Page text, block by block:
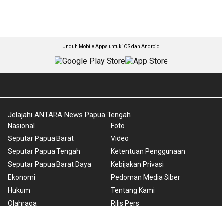
Unduh Mobile Apps untuk iOS dan Android
Jelajahi ANTARA News Papua Tengah
Nasional
Seputar Papua Barat
Seputar Papua Tengah
Seputar Papua Barat Daya
Ekonomi
Hukum
Olahraga
Foto
Video
Ketentuan Penggunaan
Kebijakan Privasi
Pedoman Media Siber
Tentang Kami
Rilis Pers